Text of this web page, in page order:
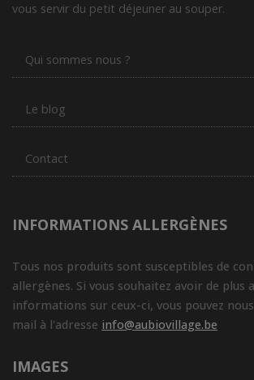
vous servir du petit déjeuner au souper.
Qui sommes nous ?
Le blog
Contact
INFORMATIONS ALLERGÈNES
Tous nos produits sont susceptibles de
allergènes. Si vous souhaitez avoir de plus
informations sur ceux-ci, vous pouvez
mail à l'adresse info@aubiovillage.be
IMAGES